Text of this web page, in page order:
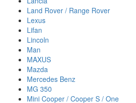
Land Rover / Range Rover
Lexus
Lifan
Lincoln
Man
MAXUS
Mazda
Mercedes Benz
MG 350
Mini Cooper / Cooper S / One